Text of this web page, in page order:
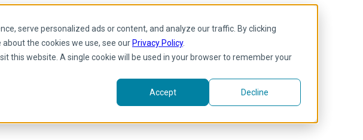
serve personalized ads or content, and analyze our traffic. By clicking
the cookies we use, see our Privacy Policy.
this website. A single cookie will be used in your browser to remember your
Accept Decline